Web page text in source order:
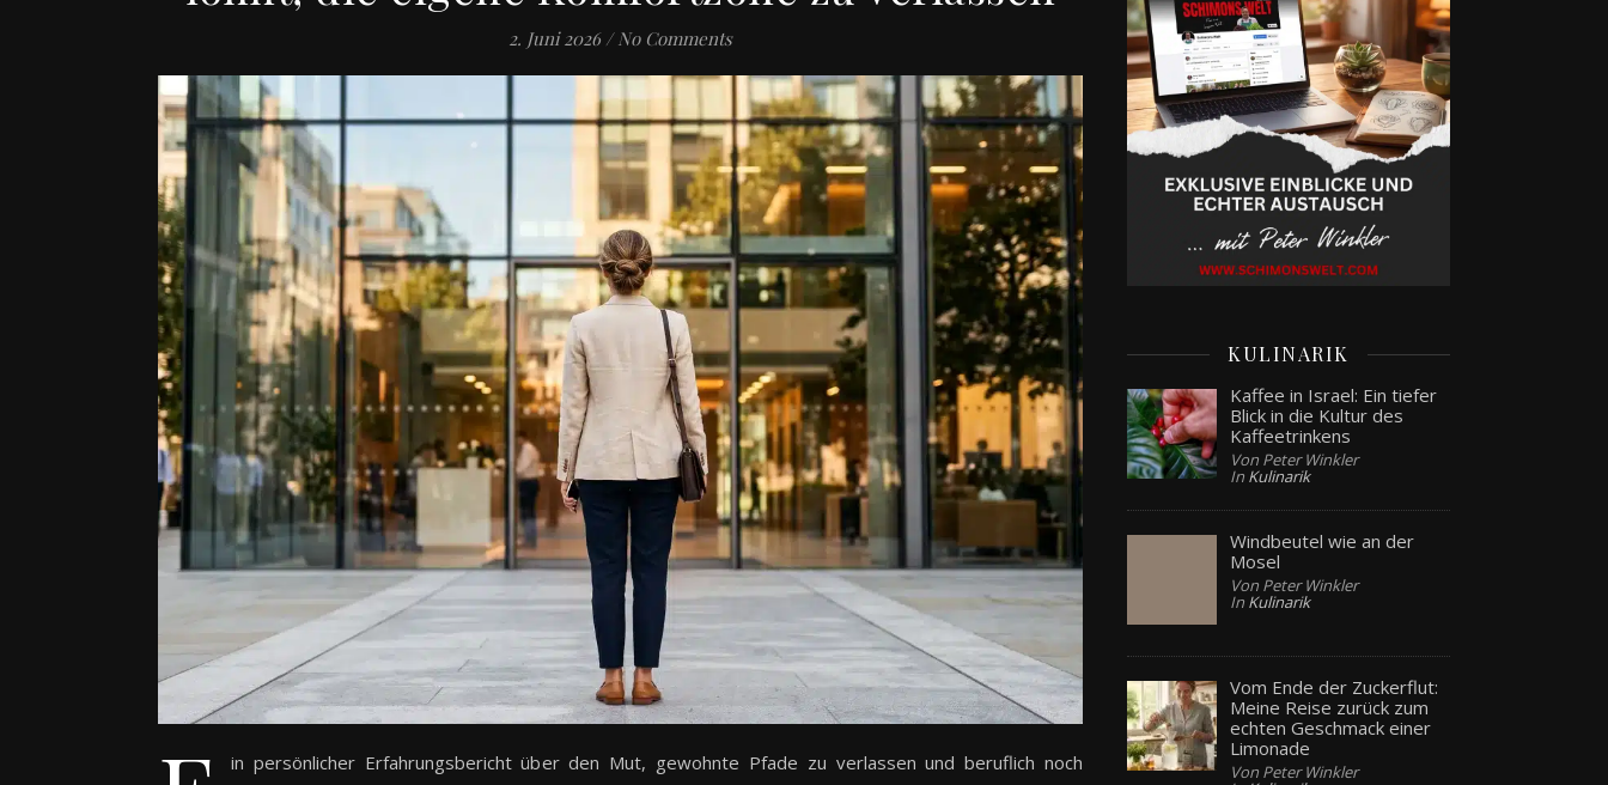
2. Juni 2026 / No Comments
in persönlicher Erfahrungsbericht über den Mut, gewohnte Pfade zu verlassen und beruflich noch
KULINARIK
Kaffee in Israel: Ein tiefer
Blick in die Kultur des
Kaffeetrinkens
Von Peter Winkler
In Kulinarik
Windbeutel wie an der
Mosel
Von Peter Winkler
In Kulinarik
Vom Ende der Zuckerflut:
Meine Reise zurück zum
echten Geschmack einer
Limonade
Von Peter Winkler